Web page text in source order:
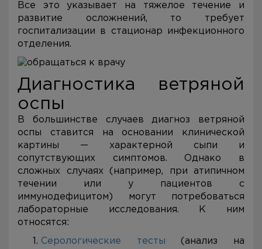
Все это указывает на тяжелое течение и
развитие осложнений, то требует
госпитализации в стационар инфекционного
отделения.
Диагностика ветряной
оспы
В большинстве случаев диагноз ветряной
оспы ставится на основании клинической
картины — характерной сыпи и
сопутствующих симптомов. Однако в
сложных случаях (например, при атипичном
течении или у пациентов с
иммунодефицитом) могут потребоваться
лабораторные исследования. К ним
относятся:
Серологические тесты (анализ на